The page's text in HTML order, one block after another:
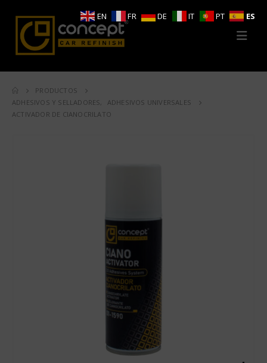
PRODUCTOS
ADHESIVOS Y SELLADORES,
ADHESIVOS UNIVERSALES
ACTIVADOR DE CIANOCRILATO
EN FR DE IT PT ES